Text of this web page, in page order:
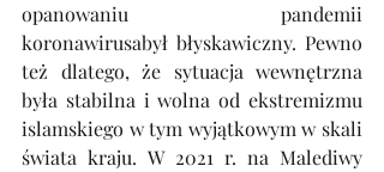
opanowaniu pandemii
koronawirusabył błyskawiczny. Pewno
też dlatego, że sytuacja wewnętrzna
była stabilna i wolna od ekstremizmu
islamskiego w tym wyjątkowym w skali
świata kraju. W 2021 r. na Malediwy